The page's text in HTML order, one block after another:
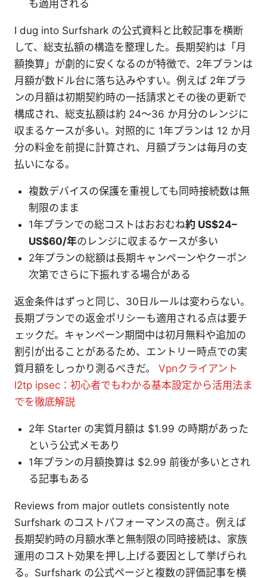
も適用される
I dug into Surfshark の公式資料と比較記事を横断
して、総支払額の構造を整理した。長期契約は「月
額換算」が劇的に安くなるのが特徴で、2年プランは
月額が数ドル台に落ち込みやすい。例えば 2年プラ
ンの月額は初期契約時の一括請求とその後の更新で
構成され、総支払額は約 24～36 か月分のレンジに
収まるケースが多い。対照的に 1年プランは 12 か月
分の料金を前提に計算され、月額プランは毎月の支
払いになる。
複数デバイスの保護を重視しても同時接続数は無
制限のまま
1年プランでの総コストはおおむね約 US$24–
US$60/年のレンジに収まるケースが多い
2年プランの総額は長期キャンペーンやクーポン
次第でさらに下振れする場合がある
返金条件はずっと同じ、30日ルールは変わらない。
長期プランでの返金ポリシーも適用される点は要チ
ェックだ。キャンペーン期間中は初月無料や追加の
割引が出ることがあるため、エントリー時点での実
質月額をしっかり測るべきだ。 Vpnクライアント
l2tp ipsec：初心者でもわかる基本設定から活用法ま
でを徹底解説
2年 Starter の実質月額は $1.99 の時期があった
という公式メモあり
1年プランの月額換算は $2.99 前後が多いとされ
る記事もある
Reviews from major outlets consistently note
Surfshark のコストパフォーマンスの高さ。例えば
長期契約時の月額水準と無制限の同時接続は、家族
運用のコスト効果を押し上げる要因として挙げられ
る。Surfshark の公式ページと複数の評価記事を横